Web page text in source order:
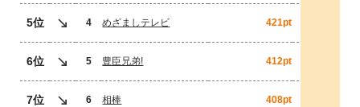
5位 4 めざましテレビ 421pt
6位 5 豊臣兄弟! 412pt
7位 6 相棒 408pt